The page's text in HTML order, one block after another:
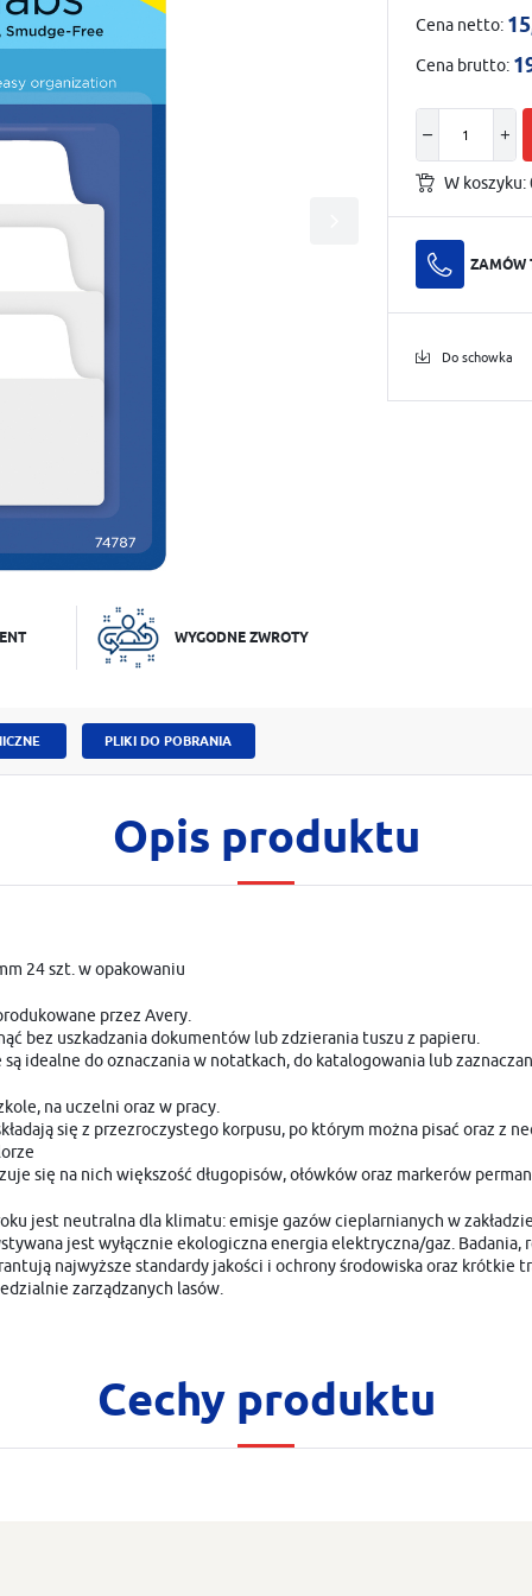
WYGODNE ZWROTY
Cena netto:
Cena brutto:
W koszyku:
ZAMÓW
Do schowka
PLIKI DO POBRANIA
Opis produktu
24 szt. w opakowaniu
przez Avery.
bez uszkadzania dokumentów lub zdzierania tuszu z papieru.
idealne do oznaczania w notatkach, do katalogowania lub
na uczelni oraz w pracy.
się z przezroczystego korpusu, po którym można pisać oraz z
się na nich większość długopisów, ołówków oraz markerów
jest neutralna dla klimatu: emisje gazów cieplarnianych w
jest wyłącznie ekologiczna energia elektryczna/gaz.
najwyższe standardy jakości i ochrony środowiska oraz krótkie
zarządzanych lasów.
Cechy produktu
Szanujemy Twoją prywatność. Możesz zmienić ustawienia cookies lub zaakceptować je
wszystkie. W dowolnym momencie możesz dokonać zmiany swoich ustawień.
USTAWIENIA REGIONALNE